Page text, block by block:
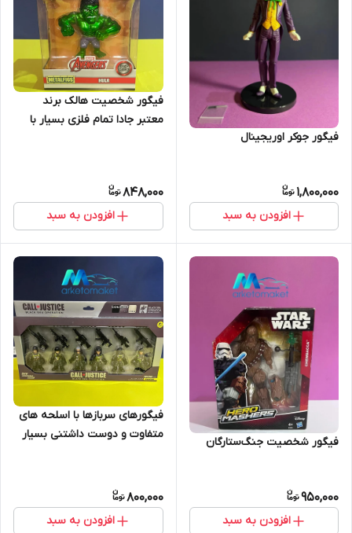
فیگور جوکر اوریجینال
1,800,000
افزودن به سبد
فیگور شخصیت هالک برند
معتبر جادا تمام فلزی بسیار با
848,000
افزودن به سبد
فیگور شخصیت جنگ‌ستارگان
950,000
افزودن به سبد
فیگورهای سربازها با اسلحه های
متفاوت و دوست داشتنی بسیار
800,000
افزودن به سبد